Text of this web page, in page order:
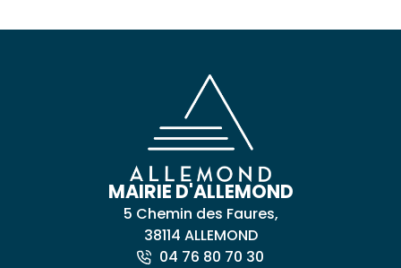
MAIRIE D'ALLEMOND
5 Chemin des Faures,
38114 ALLEMOND
04 76 80 70 30